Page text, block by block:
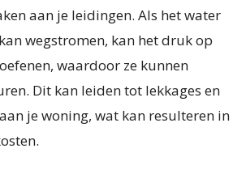
aan je leidingen. Als het water
wegstromen, kan het druk op
waardoor ze kunnen
Dit kan leiden tot lekkages en
je woning, wat kan resulteren in